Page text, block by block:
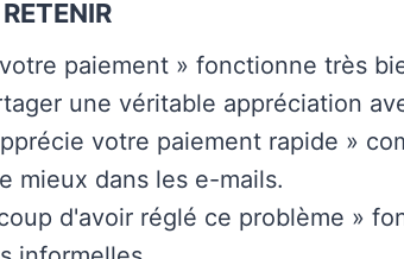
paiement » fonctionne très
une véritable appréciation
votre paiement rapide »
mieux dans les e-mails.
d'avoir réglé ce problème »